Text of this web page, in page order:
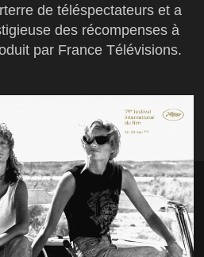
de téléspectateurs et a
des récompenses à
par France Télévisions.